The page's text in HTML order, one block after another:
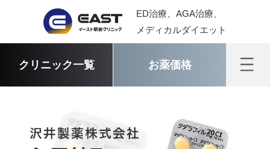
ED治療、AGA治療、
メディカルダイエット
クリニック一覧 お薬価格